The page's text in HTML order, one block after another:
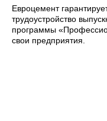
Евроцемент
трудоустройство
программы
свои предприятия.